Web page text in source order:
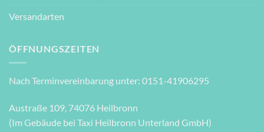
Versandarten
ÖFFNUNGSZEITEN
Nach Terminvereinbarung unter: 0151-41906295
Austraße 109, 74076 Heilbronn
(Im Gebäude bei Taxi Heilbronn Unterland GmbH)